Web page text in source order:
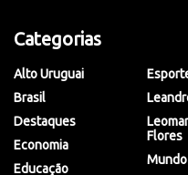
Categorias
Alto Uruguai
Brasil
Destaques
Economia
Educação
Flores
Mundo